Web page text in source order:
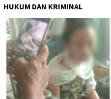
HUKUM DAN KRIMINAL